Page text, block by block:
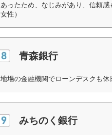
あったため、なじみがあり、信頼
女性）
青森銀行
地場の金融機関でローンデスクも休
みちのく銀行